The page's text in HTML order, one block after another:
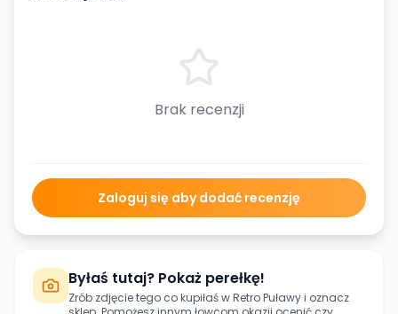
Brak recenzji
Zaloguj się aby dodać recenzję
Byłaś tutaj? Pokaż perełkę!
Zrób zdjęcie tego co kupiłaś wRetro Puławyi oznacz